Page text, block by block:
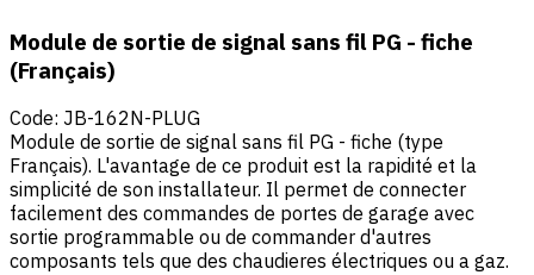
Module de sortie de signal sans fil PG - fiche
(Français)
Code: JB-162N-PLUG
Module de sortie de signal sans fil PG - fiche (type
Français). L'avantage de ce produit est la rapidité et la
simplicité de son installateur. Il permet de connecter
facilement des commandes de portes de garage avec
sortie programmable ou de commander d'autres
composants tels que des chaudieres électriques ou a gaz.